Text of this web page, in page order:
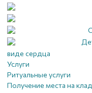
виде сердца
Услуги
Ритуальные услуги
Получение места на